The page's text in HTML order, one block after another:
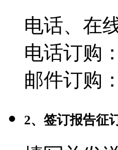
电话、在
电话订购
邮件订购
2、签订报告征